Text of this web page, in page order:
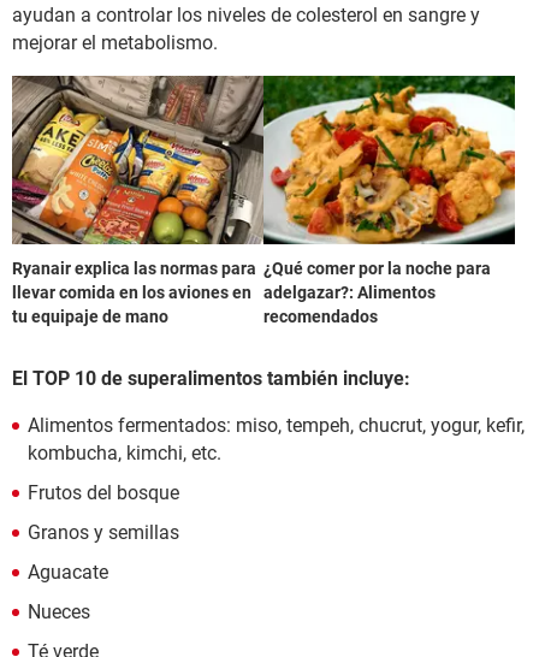
ayudan a controlar los niveles de colesterol en sangre y
mejorar el metabolismo.
Ryanair explica las normas para
llevar comida en los aviones en
tu equipaje de mano
¿Qué comer por la noche para
adelgazar?: Alimentos
recomendados
El TOP 10 de superalimentos también incluye:
Alimentos fermentados: miso, tempeh, chucrut, yogur, kefir,
kombucha, kimchi, etc.
Frutos del bosque
Granos y semillas
Aguacate
Nueces
Té verde